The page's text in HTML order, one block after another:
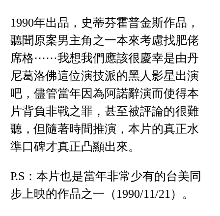
1990年出品，史蒂芬霍普金斯作品，
聽聞原案男主角之一本來考慮找肥佬
席格⋯⋯我想我們應該很慶幸是由丹
尼葛洛佛這位演技派的黑人影星出演
吧，儘管當年因為阿諾辭演而使得本
片背負非戰之罪，甚至被評論的很難
聽，但隨著時間推演，本片的真正水
準口碑才真正凸顯出來。
P.S：本片也是當年非常少有的台美同
步上映的作品之一（1990/11/21）。